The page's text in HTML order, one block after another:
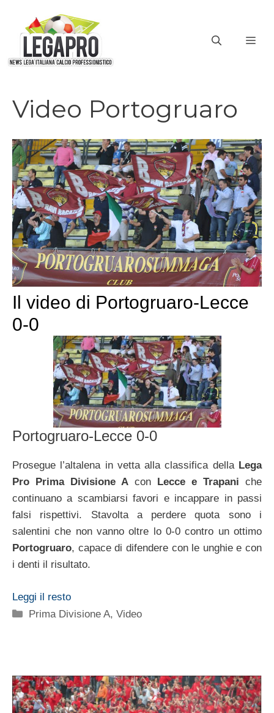
contenuto
Video Portogruaro
Il video di Portogruaro-Lecce
0-0
Portogruaro-Lecce 0-0
Prosegue l’altalena in vetta alla classifica dellaLega
Pro Prima Divisione A con Lecce e Trapani che
continuano a scambiarsi favori e incappare in passi
falsi rispettivi. Stavolta a perdere quota sono i
salentini che non vanno oltre lo 0-0 contro un ottimo
Portogruaro, capace di difendere con le unghie e con
i denti il risultato.
Leggi il resto
Categorie
Prima Divisione A,Video